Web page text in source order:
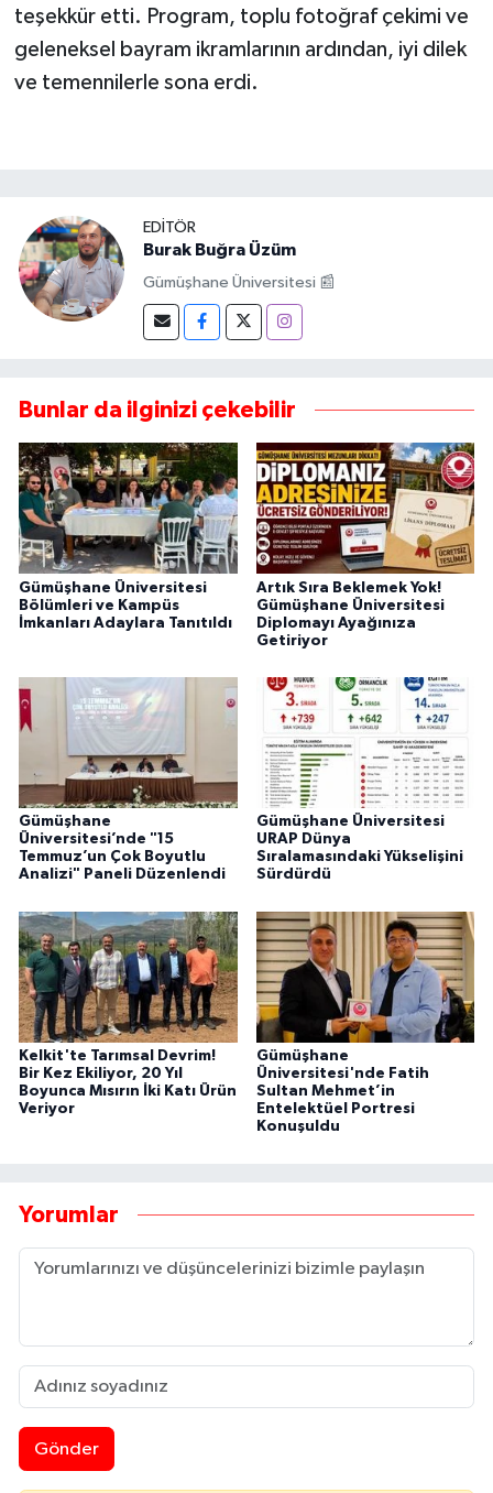
teşekkür etti. Program, toplu fotoğraf çekimi ve
geleneksel bayram ikramlarının ardından, iyi dilek
ve temennilerle sona erdi.
EDITÖR
Burak Buğra Üzüm
Gümüşhane Üniversitesi 📰
Bunlar da ilginizi çekebilir
Gümüşhane Üniversitesi
Bölümleri ve Kampüs
İmkanları Adaylara Tanıtıldı
Artık Sıra Beklemek Yok!
Gümüşhane Üniversitesi
Diplomayı Ayağınıza
Getiriyor
Gümüşhane
Üniversitesi’nde "15
Temmuz’un Çok Boyutlu
Analizi" Paneli Düzenlendi
Gümüşhane Üniversitesi
URAP Dünya
Sıralamasındaki Yükselişini
Sürdürdü
Kelkit'te Tarımsal Devrim!
Bir Kez Ekiliyor, 20 Yıl
Boyunca Mısırın İki Katı Ürün
Veriyor
Gümüşhane
Üniversitesi'nde Fatih
Sultan Mehmet’in
Entelektüel Portresi
Konuşuldu
Yorumlar
Gönder